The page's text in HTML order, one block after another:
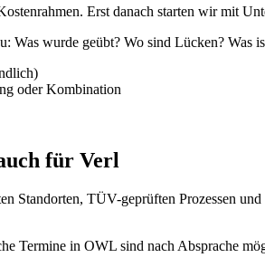
Erst danach starten wir mit
Was wurde geübt? Wo sind Lücken? Was
oder Kombination
für Verl
Standorten, TÜV-geprüften Prozessen
Termine in OWL sind nach Absprache